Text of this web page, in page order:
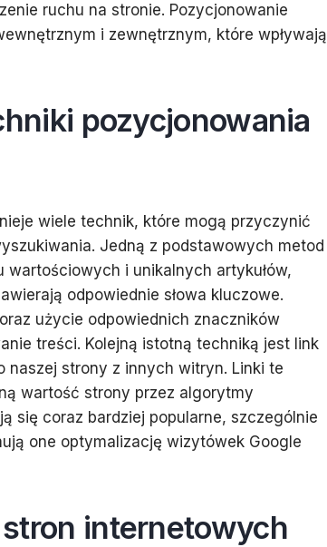
ruchu na stronie. Pozycjonowanie
i zewnętrznym, które wpływają
pozycjonowania
wiele technik, które mogą przyczynić
Jedną z podstawowych metod
i unikalnych artykułów,
odpowiednie słowa kluczowe.
użycie odpowiednich znaczników
treści. Kolejną istotną techniką jest link
naszej strony z innych witryn. Linki te
wartość strony przez algorytmy
się coraz bardziej popularne, szczególnie
one optymalizację wizytówek Google
internetowych